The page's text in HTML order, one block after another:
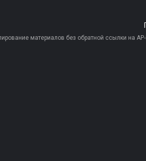
материалов без обратной ссылки на